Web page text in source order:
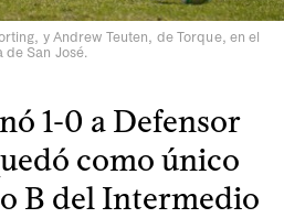
y Andrew Teuten, de Torque, en el
San José.
1-0 a Defensor
como único
B del Intermedio